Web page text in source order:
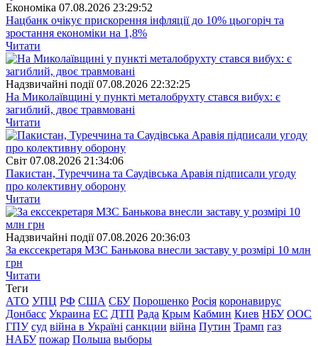
Економіка 07.08.2026 23:29:52
Нацбанк очікує прискорення інфляції до 10% цьогоріч та
зростання економіки на 1,8%
Читати
Надзвичайні події 07.08.2026 22:32:25
На Миколаївщині у пункті металобрухту стався вибух: є
загиблий, двоє травмовані
Читати
Свiт 07.08.2026 21:34:06
Пакистан, Туреччина та Саудівська Аравія підписали угоду
про колективну оборону
Читати
Надзвичайні події 07.08.2026 20:36:03
За екссекретаря МЗС Банькова внесли заставу у розмірі 10 млн
грн
Читати
Теги
АТО УПЦ РФ США СБУ Порошенко Росія коронавирус
Донбасс Украина ЕС ДТП Рада Крым Кабмин Киев НБУ ООС
ГПУ суд війна в Україні санкции війна Путин Трамп газ
НАБУ пожар Польша выборы